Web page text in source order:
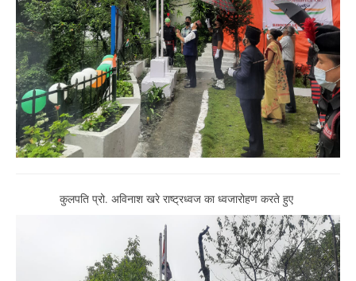
कुलपति प्रो. अविनाश खरे राष्ट्रध्वज का ध्वजारोहण करते हुए